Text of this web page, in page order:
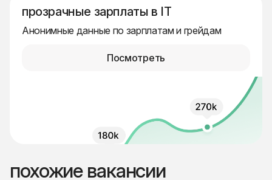
прозрачные зарплаты в IT
Анонимные данные по зарплатам и грейдам
Посмотреть
похожие вакансии